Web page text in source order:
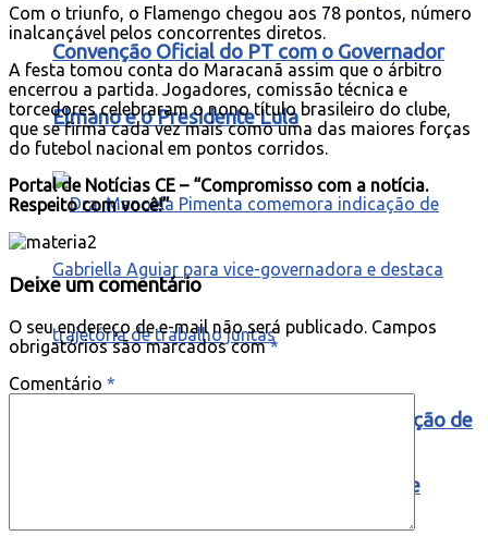
Convenção Oficial do PT com o Governador
Elmano e o Presidente Lula
Dra. Manoela Pimenta comemora indicação de
Gabriella Aguiar para vice-governadora e
Com o triunfo, o Flamengo chegou aos 78 pontos, número
inalcançável pelos concorrentes diretos.
A festa tomou conta do Maracanã assim que o árbitro
encerrou a partida. Jogadores, comissão técnica e
torcedores celebraram o nono título brasileiro do clube,
que se firma cada vez mais como uma das maiores forças
do futebol nacional em pontos corridos.
Portal de Notícias CE – “Compromisso com a notícia.
Respeito com você!”
Deixe um comentário
O seu endereço de e-mail não será publicado. Campos
obrigatórios são marcados com*
Comentário *